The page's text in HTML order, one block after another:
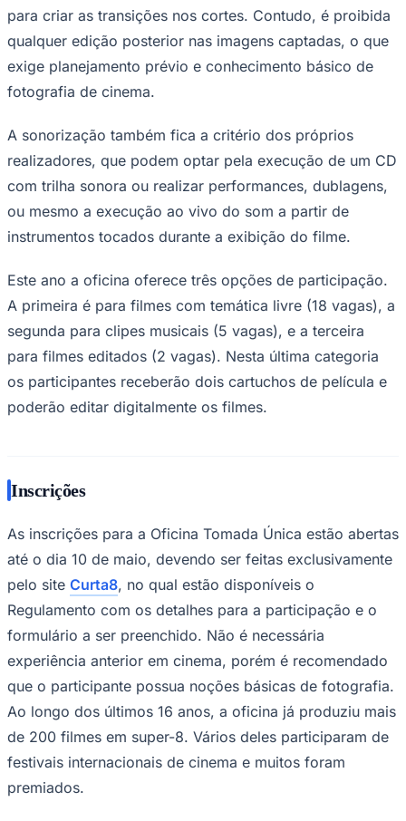
NBA
Fórmula 1
UFC
MLB
Atletismo
Vôlei
NBB
Competições de Futebol
Brasileirão Série A
Brasileirão Série B
Copa do Brasil
Libertadores
Sul-Americana
Copa América
Champions League
Premier League
Bundesliga
Mundial 2026
para criar as transições nos cortes. Contudo, é proibida
qualquer edição posterior nas imagens captadas, o que
exige planejamento prévio e conhecimento básico de
fotografia de cinema.
A sonorização também fica a critério dos próprios
realizadores, que podem optar pela execução de um CD
com trilha sonora ou realizar performances, dublagens,
ou mesmo a execução ao vivo do som a partir de
instrumentos tocados durante a exibição do filme.
Este ano a oficina oferece três opções de participação.
A primeira é para filmes com temática livre (18 vagas), a
segunda para clipes musicais (5 vagas), e a terceira
para filmes editados (2 vagas). Nesta última categoria
os participantes receberão dois cartuchos de película e
poderão editar digitalmente os filmes.
Inscrições
As inscrições para a Oficina Tomada Única estão abertas
até o dia 10 de maio, devendo ser feitas exclusivamente
pelo site Curta8, no qual estão disponíveis o
Regulamento com os detalhes para a participação e o
formulário a ser preenchido. Não é necessária
experiência anterior em cinema, porém é recomendado
que o participante possua noções básicas de fotografia.
Ao longo dos últimos 16 anos, a oficina já produziu mais
de 200 filmes em super-8. Vários deles participaram de
festivais internacionais de cinema e muitos foram
premiados.